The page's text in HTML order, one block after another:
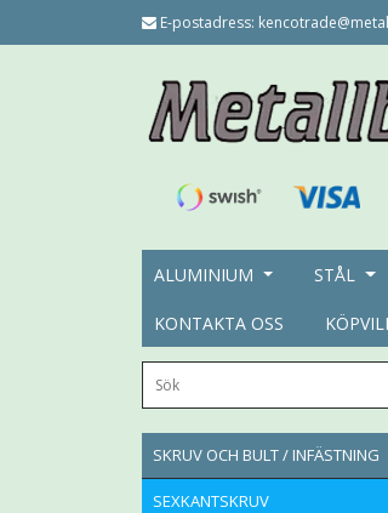
E-postadress:
ALUMINIUM STÅL
KONTAKTA OSS
SKRUV OCH BULT / INFÄSTNING
SEXKANTSKRUV